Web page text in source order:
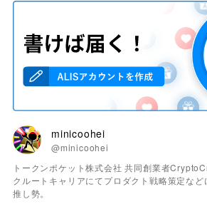
minicoohei
@minicoohei
トークンポケット株式会社 共同創業者
クルートキャリアにてプロダクト戦略策定な
推し勢。